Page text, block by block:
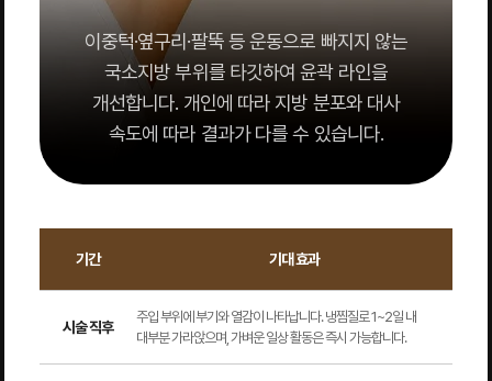
이중턱·옆구리·팔뚝 등 운동으로 빠지지 않는
국소지방 부위를 타깃하여 윤곽 라인을
개선합니다. 개인에 따라 지방 분포와 대사
속도에 따라 결과가 다를 수 있습니다.
기간 기대 효과
시술 직후
주입 부위에 부기와 열감이 나타납니다. 냉찜질로 1~2일 내
대부분 가라앉으며, 가벼운 일상 활동은 즉시 가능합니다.